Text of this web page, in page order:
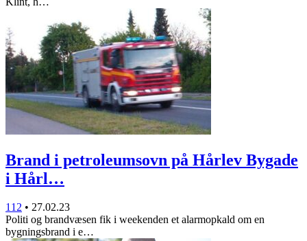
Brand i petroleumsovn på Hårlev Bygade
i Hårl…
112 • 27.02.23
Politi og brandvæsen fik i weekenden et alarmopkald om en
bygningsbrand i e…